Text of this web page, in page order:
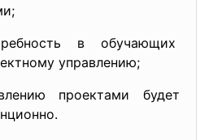
в обучающих
управлению;
проектами будет